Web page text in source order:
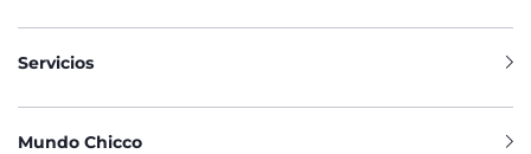
Servicios
Mundo Chicco